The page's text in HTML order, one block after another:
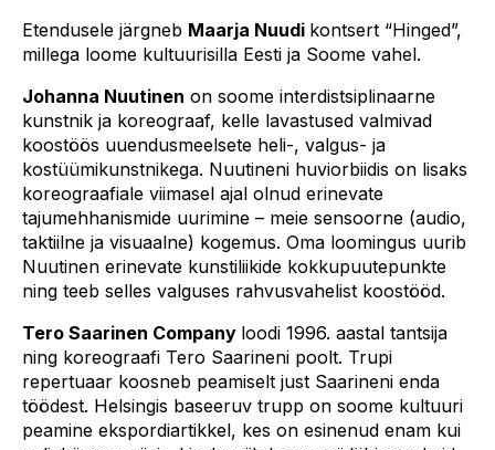
Etendusele järgneb Maarja Nuudi kontsert “Hinged”,
millega loome kultuurisilla Eesti ja Soome vahel.
Johanna Nuutinen on soome interdistsiplinaarne
kunstnik ja koreograaf, kelle lavastused valmivad
koostöös uuendusmeelsete heli-, valgus- ja
kostüümikunstnikega. Nuutineni huviorbiidis on lisaks
koreograafiale viimasel ajal olnud erinevate
tajumehhanismide uurimine – meie sensoorne (audio,
taktiilne ja visuaalne) kogemus. Oma loomingus uurib
Nuutinen erinevate kunstiliikide kokkupuutepunkte
ning teeb selles valguses rahvusvahelist koostööd.
Tero Saarinen Company loodi 1996. aastal tantsija
ning koreograafi Tero Saarineni poolt. Trupi
repertuaar koosneb peamiselt just Saarineni enda
töödest. Helsingis baseeruv trupp on soome kultuuri
peamine ekspordiartikkel, kes on esinenud enam kui